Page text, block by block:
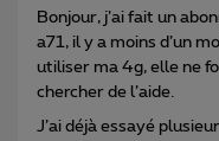
Bonjour, j’ai fait un
a71, il y a moins d’un
utiliser ma 4g, elle ne
chercher de l’aide.
J’ai déjà essayé